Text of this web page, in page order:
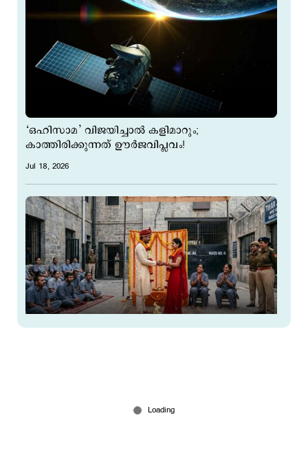
‘ഒഹിസാമ’ വിജയിച്ചാല്‍ കളിമാറും;
കാത്തിരിക്കുന്നത് ഊര്‍ജവിപ്ലവം!
Jul 18, 2026